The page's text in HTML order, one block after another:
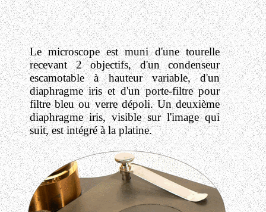
Le microscope est muni d'une tourelle
recevant 2 objectifs, d'un condenseur
escamotable à hauteur variable, d'un
diaphragme iris et d'un porte-filtre pour
filtre bleu ou verre dépoli. Un deuxième
diaphragme iris, visible sur l'image qui
suit, est intégré à la platine.